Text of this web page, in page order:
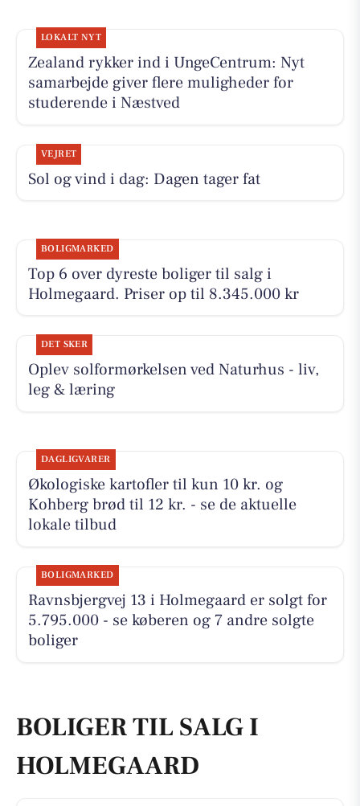
LOKALT NYT
Zealand rykker ind i UngeCentrum: Nyt
samarbejde giver flere muligheder for
studerende i Næstved
VEJRET
Sol og vind i dag: Dagen tager fat
BOLIGMARKED
Top 6 over dyreste boliger til salg i
Holmegaard. Priser op til 8.345.000 kr
DET SKER
Oplev solformørkelsen ved Naturhus - liv,
leg & læring
DAGLIGVARER
Økologiske kartofler til kun 10 kr. og
Kohberg brød til 12 kr. - se de aktuelle
lokale tilbud
BOLIGMARKED
Ravnsbjergvej 13 i Holmegaard er solgt for
5.795.000 - se køberen og 7 andre solgte
boliger
BOLIGER TIL SALG I
HOLMEGAARD